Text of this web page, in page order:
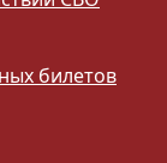
билетов